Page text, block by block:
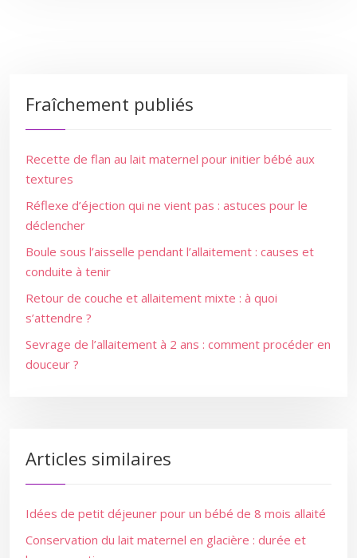
Fraîchement publiés
Recette de flan au lait maternel pour initier bébé aux
textures
Réflexe d’éjection qui ne vient pas : astuces pour le
déclencher
Boule sous l’aisselle pendant l’allaitement : causes et
conduite à tenir
Retour de couche et allaitement mixte : à quoi
s’attendre ?
Sevrage de l’allaitement à 2 ans : comment procéder en
douceur ?
Articles similaires
Idées de petit déjeuner pour un bébé de 8 mois allaité
Conservation du lait maternel en glacière : durée et